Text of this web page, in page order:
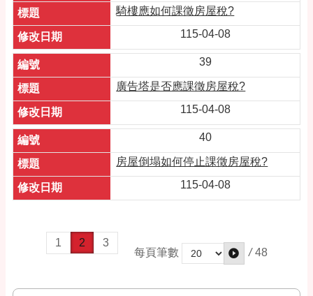
騎樓應如何課徵房屋稅?
115-04-08
39
廣告塔是否應課徵房屋稅?
115-04-08
40
房屋倒塌如何停止課徵房屋稅?
115-04-08
1 2
3
每頁筆數
/ 48